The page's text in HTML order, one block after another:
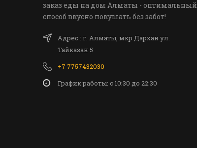
заказ еды на дом Алматы - оптимальный
способ вкусно покушать без забот!
Адрес : г. Алматы, мкр Дархан ул.
Тайказан 5
+7 7757432030
График работы: c 10:30 до 22:30